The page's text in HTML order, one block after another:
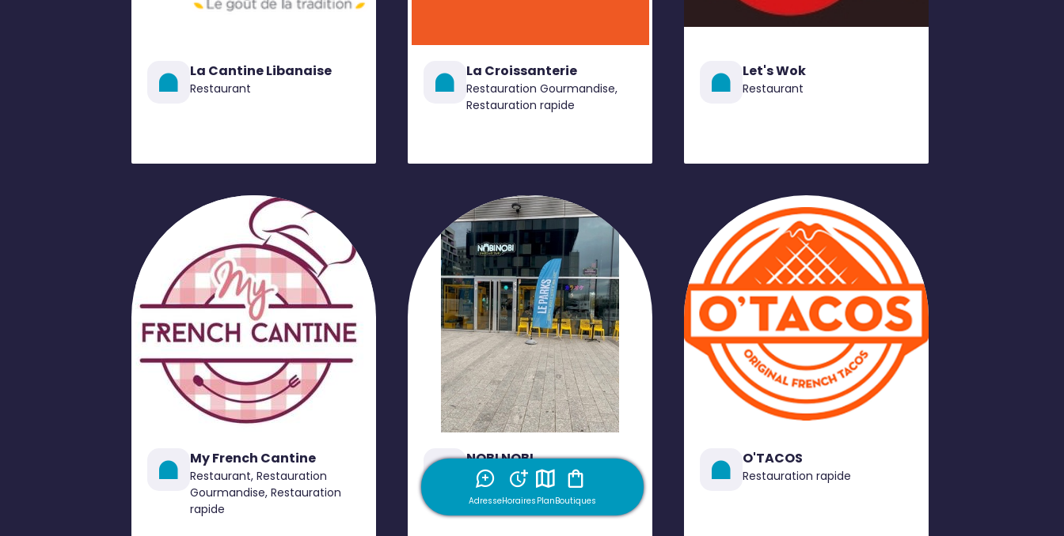
AdresseHoraires PlanBoutiques
La Cantine Libanaise
Restaurant
La Croissanterie
Restauration Gourmandise,
Restauration rapide
Let's Wok
Restaurant
My French Cantine
Restaurant, Restauration
Gourmandise, Restauration
rapide
NOBI NOBI
Restaurant
O'TACOS
Restauration rapide